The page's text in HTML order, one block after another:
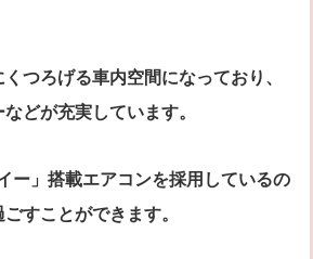
つろげる車内空間になっており、
どが充実しています。
ー」搭載エアコンを採用しているの
すことができます。